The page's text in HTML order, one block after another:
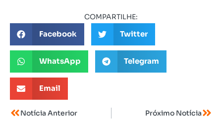
COMPARTILHE:
Facebook Twitter
WhatsApp Telegram
Email
Notícia Anterior Próximo Notícia